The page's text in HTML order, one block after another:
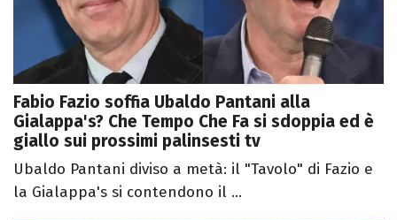
Fabio Fazio soffia Ubaldo Pantani alla
Gialappa's? Che Tempo Che Fa si sdoppia ed è
giallo sui prossimi palinsesti tv
Ubaldo Pantani diviso a metà: il "Tavolo" di Fazio e
la Gialappa's si contendono il ...